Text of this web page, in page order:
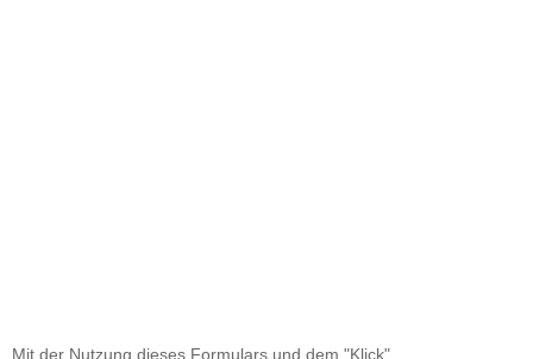
Mit der Nutzung dieses Formulars und dem "Klick"